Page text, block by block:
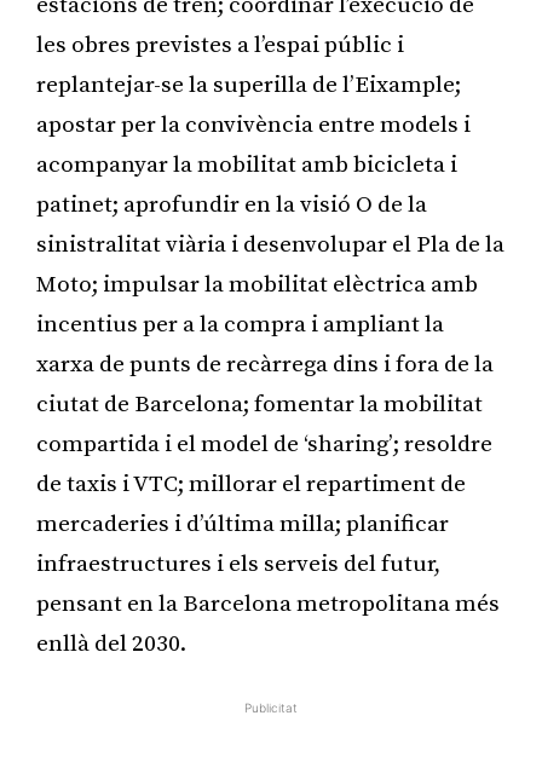
les obres previstes a l’espai públic i
replantejar-se la superilla de l’Eixample;
apostar per la convivència entre models i
acompanyar la mobilitat amb bicicleta i
patinet; aprofundir en la visió O de la
sinistralitat viària i desenvolupar el Pla de la
Moto; impulsar la mobilitat elèctrica amb
incentius per a la compra i ampliant la
xarxa de punts de recàrrega dins i fora de la
ciutat de Barcelona; fomentar la mobilitat
compartida i el model de ‘sharing’; resoldre
de taxis i VTC; millorar el repartiment de
mercaderies i d’última milla; planificar
infraestructures i els serveis del futur,
pensant en la Barcelona metropolitana més
enllà del 2030.
Publicitat